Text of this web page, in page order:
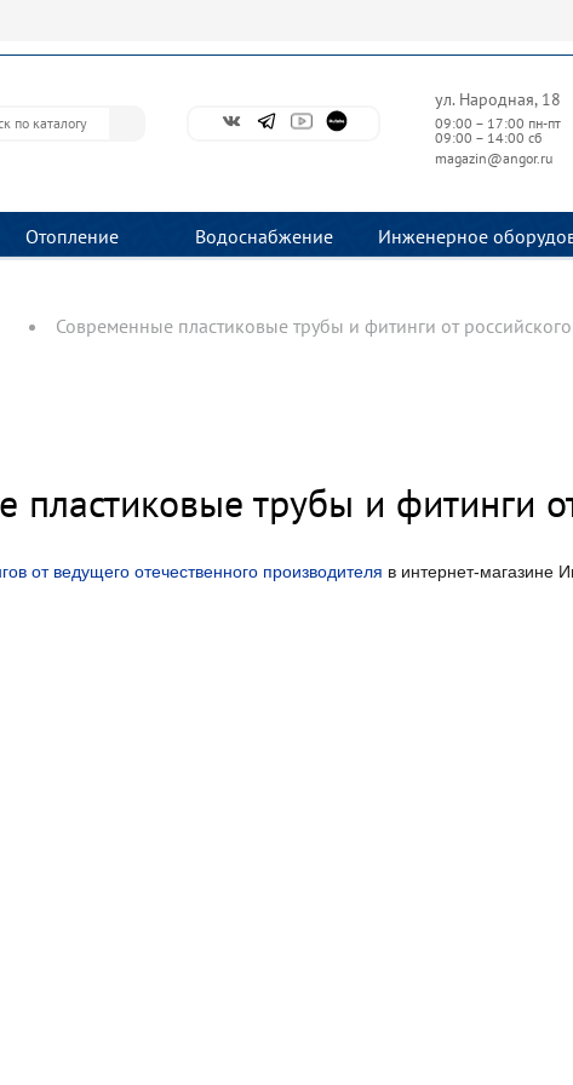
ул. Народная, 18
09:00 – 17:00 пн-пт
09:00 – 14:00 сб
magazin@angor.ru
Отопление Водоснабжение Инженерное
Современные пластиковые трубы и фитинги от
трубы и фитинги
от ведущего отечественного производителя в интернет-магазине